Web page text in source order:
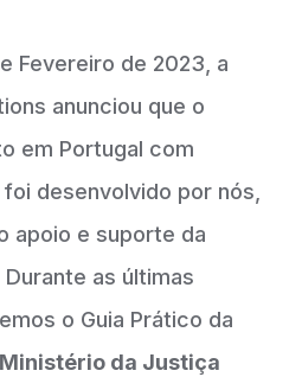
Fevereiro de 2023, a
anunciou que o
em Portugal com
foi desenvolvido por nós,
apoio e suporte da
Durante as últimas
o Guia Prático da
Ministério da Justiça